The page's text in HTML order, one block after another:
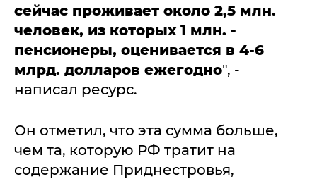
сейчас проживает около 2,5 млн.
человек, из которых 1 млн. -
пенсионеры, оценивается в 4-6
млрд. долларов ежегодно", -
написал ресурс.
Он отметил, что эта сумма больше,
чем та, которую РФ тратит на
содержание Приднестровья,